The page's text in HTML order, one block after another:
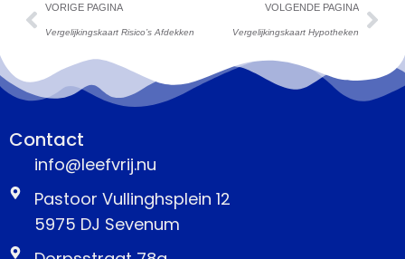
VORIGE PAGINA
Vergelijkingskaart Risico’s Afdekken
VOLGENDE PAGINA
Vergelijkingskaart Hypotheken
Contact
info@leefvrij.nu
Pastoor Vullinghsplein 12
5975 DJ Sevenum